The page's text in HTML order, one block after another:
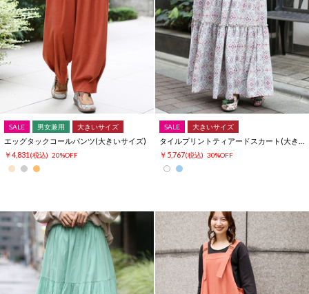
SALE 男女兼用 大きいサイズ
エッグタックコールパンツ(大きいサイズ)
￥4,831 (税込) 20%OFF
SALE 大きいサイズ
￥5,767(税込) 30%OFF